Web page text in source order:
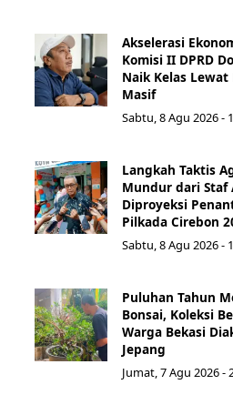
Akselerasi
Komisi II DPRD
Naik Kelas
Masif
Sabtu, 8 Agu 2026 -
Langkah Taktis
Mundur dari Staf
Diproyeksi
Pilkada Cirebon
Sabtu, 8 Agu 2026 -
Puluhan Tahun
Bonsai, Koleksi
Warga Bekasi
Jepang
Jumat, 7 Agu 2026 -